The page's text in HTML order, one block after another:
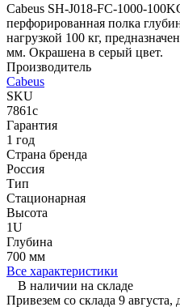
Cabeus SH-J018-FC-1000-
перфорированная полка
нагрузкой 100 кг,
мм. Окрашена в серый цвет.
Производитель
Cabeus
SKU
7861c
Гарантия
1 год
Страна бренда
Россия
Тип
Стационарная
Высота
1U
Глубина
700 мм
Все характеристики
В наличии на складе
Привезем со склада 9 августа,